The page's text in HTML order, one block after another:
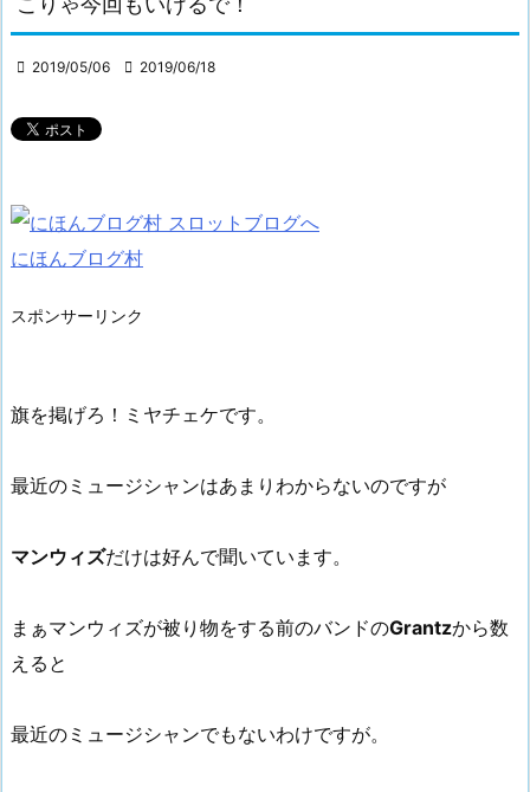
 2019/05/06  2019/06/18
にほんブログ村
スポンサーリンク
旗を掲げろ！ミヤチェケです。
最近のミュージシャンはあまりわからないのですが
マンウィズだけは好んで聞いています。
まぁマンウィズが被り物をする前のバンドのGrantzから数
えると
最近のミュージシャンでもないわけですが。